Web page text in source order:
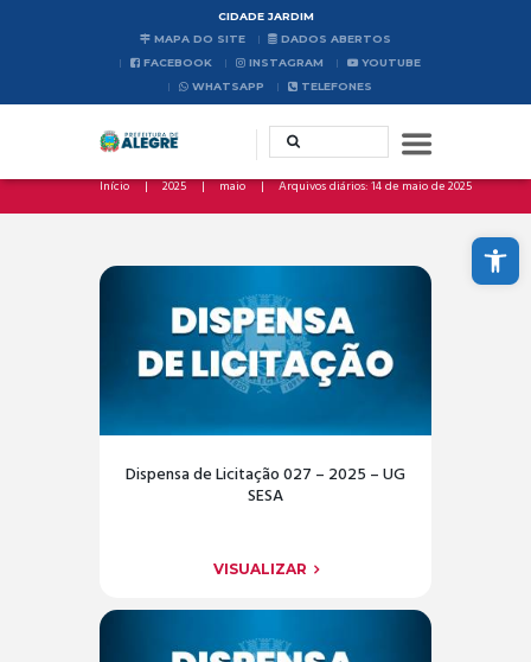
Abrir a barra de ferramentas
CIDADE JARDIM
MAPA DO SITE
DADOS ABERTOS
FACEBOOK
INSTAGRAM
YOUTUBE
WHATSAPP
TELEFONES
Início 2025 maio Arquivos diários: 14 de maio de 2025
Dispensa de Licitação 027 – 2025 – UG
SESA
VISUALIZAR